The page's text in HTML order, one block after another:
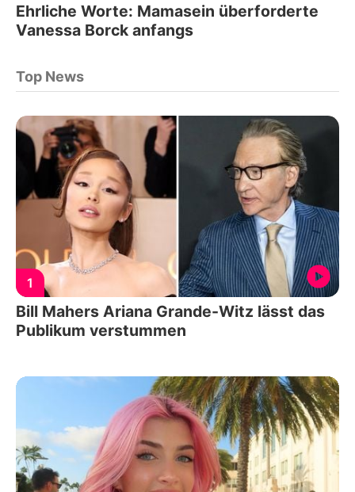
Ehrliche Worte: Mamasein überforderte
Vanessa Borck anfangs
Top News
1
Bill Mahers Ariana Grande-Witz lässt das
Publikum verstummen